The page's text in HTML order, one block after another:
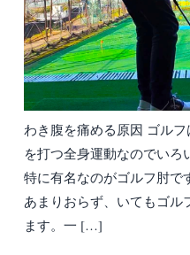
わき腹を痛める原因 ゴル
を打つ全身運動なのでいろ
特に有名なのがゴルフ肘で
あまりおらず、いてもゴル
ます。一 […]